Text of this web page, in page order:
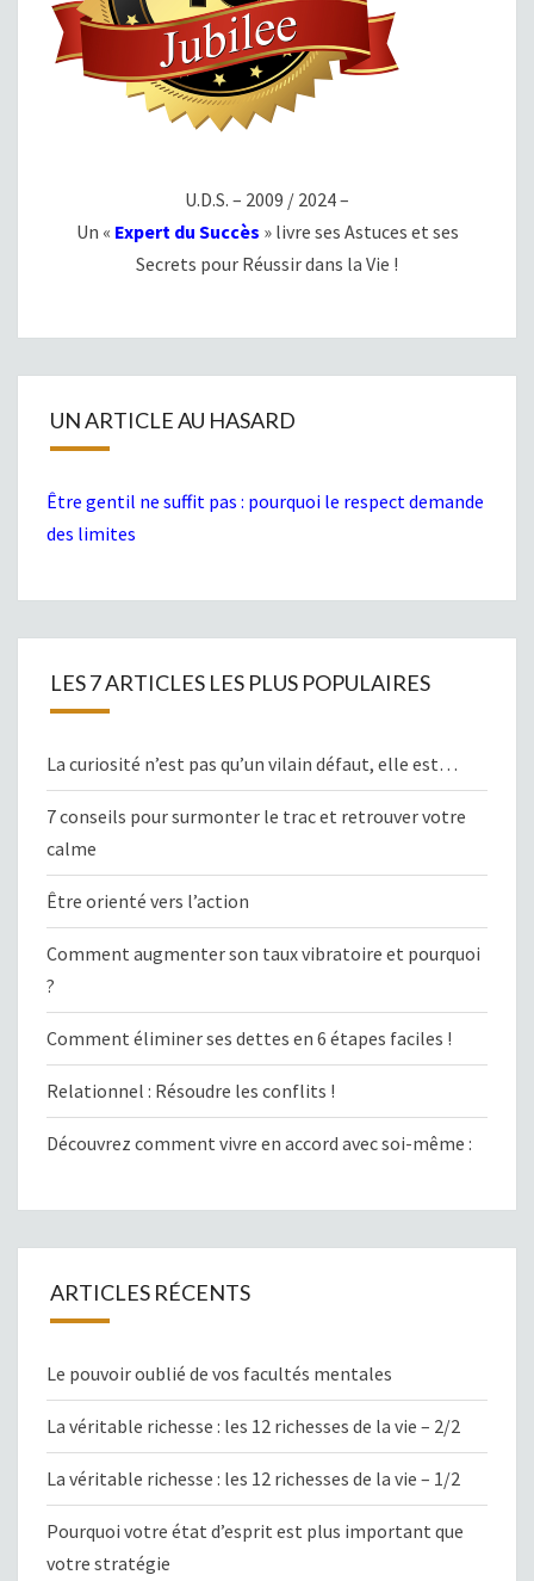
U.D.S. – 2009 / 2024 –
Un « Expert du Succès » livre ses Astuces et ses
Secrets pour Réussir dans la Vie !
UN ARTICLE AU HASARD
Être gentil ne suffit pas : pourquoi le respect demande
des limites
LES 7 ARTICLES LES PLUS POPULAIRES
La curiosité n’est pas qu’un vilain défaut, elle est…
7 conseils pour surmonter le trac et retrouver votre
calme
Être orienté vers l’action
Comment augmenter son taux vibratoire et pourquoi
?
Comment éliminer ses dettes en 6 étapes faciles !
Relationnel : Résoudre les conflits !
Découvrez comment vivre en accord avec soi-même :
ARTICLES RÉCENTS
Le pouvoir oublié de vos facultés mentales
La véritable richesse : les 12 richesses de la vie – 2/2
La véritable richesse : les 12 richesses de la vie – 1/2
Pourquoi votre état d’esprit est plus important que
votre stratégie